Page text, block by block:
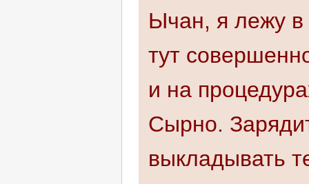
Ычан, я лежу в
тут
и на
Сырно.
выкладывать